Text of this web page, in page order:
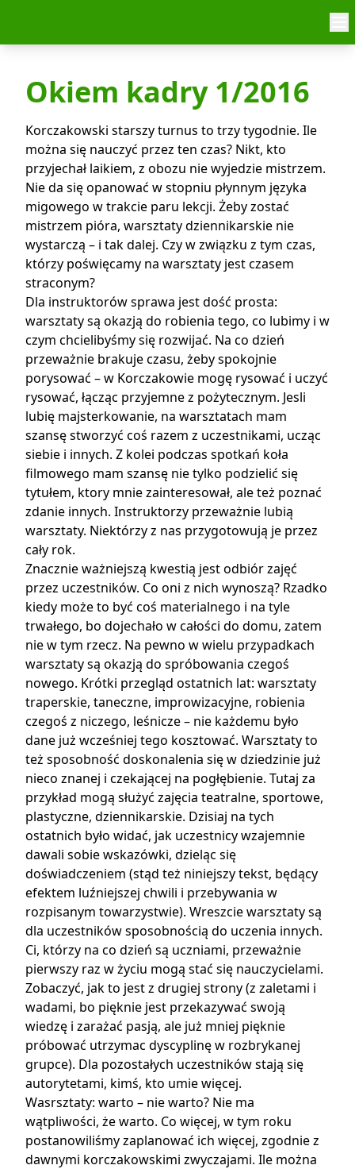
Okiem kadry 1/2016
Korczakowski starszy turnus to trzy tygodnie. Ile
można się nauczyć przez ten czas? Nikt, kto
przyjechał laikiem, z obozu nie wyjedzie mistrzem.
Nie da się opanować w stopniu płynnym języka
migowego w trakcie paru lekcji. Żeby zostać
mistrzem pióra, warsztaty dziennikarskie nie
wystarczą – i tak dalej. Czy w związku z tym czas,
którzy poświęcamy na warsztaty jest czasem
straconym?
Dla instruktorów sprawa jest dość prosta:
warsztaty są okazją do robienia tego, co lubimy i w
czym chcielibyśmy się rozwijać. Na co dzień
przeważnie brakuje czasu, żeby spokojnie
porysować – w Korczakowie mogę rysować i uczyć
rysować, łącząc przyjemne z pożytecznym. Jesli
lubię majsterkowanie, na warsztatach mam
szansę stworzyć coś razem z uczestnikami, ucząc
siebie i innych. Z kolei podczas spotkań koła
filmowego mam szansę nie tylko podzielić się
tytułem, ktory mnie zainteresował, ale też poznać
zdanie innych. Instruktorzy przeważnie lubią
warsztaty. Niektórzy z nas przygotowują je przez
cały rok.
Znacznie ważniejszą kwestią jest odbiór zajęć
przez uczestników. Co oni z nich wynoszą? Rzadko
kiedy może to być coś materialnego i na tyle
trwałego, bo dojechało w całości do domu, zatem
nie w tym rzecz. Na pewno w wielu przypadkach
warsztaty są okazją do spróbowania czegoś
nowego. Krótki przegląd ostatnich lat: warsztaty
traperskie, taneczne, improwizacyjne, robienia
czegoś z niczego, leśnicze – nie każdemu było
dane już wcześniej tego kosztować. Warsztaty to
też sposobność doskonalenia się w dziedzinie już
nieco znanej i czekającej na pogłębienie. Tutaj za
przykład mogą służyć zajęcia teatralne, sportowe,
plastyczne, dziennikarskie. Dzisiaj na tych
ostatnich było widać, jak uczestnicy wzajemnie
dawali sobie wskazówki, dzieląc się
doświadczeniem (stąd też niniejszy tekst, będący
efektem luźniejszej chwili i przebywania w
rozpisanym towarzystwie). Wreszcie warsztaty są
dla uczestników sposobnością do uczenia innych.
Ci, którzy na co dzień są uczniami, przeważnie
pierwszy raz w życiu mogą stać się nauczycielami.
Zobaczyć, jak to jest z drugiej strony (z zaletami i
wadami, bo pięknie jest przekazywać swoją
wiedzę i zarażać pasją, ale już mniej pięknie
próbować utrzymac dyscyplinę w rozbrykanej
grupce). Dla pozostałych uczestników stają się
autorytetami, kimś, kto umie więcej.
Wasrsztaty: warto – nie warto? Nie ma
wątpliwości, że warto. Co więcej, w tym roku
postanowiliśmy zaplanować ich więcej, zgodnie z
dawnymi korczakowskimi zwyczajami. Ile można